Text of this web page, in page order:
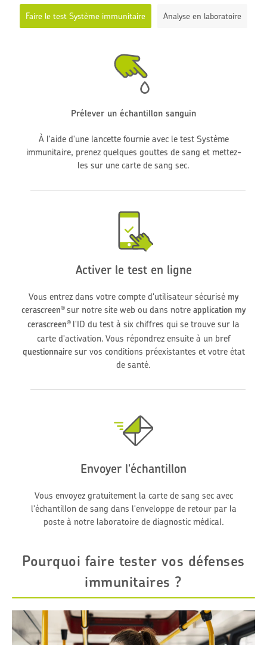
Faire le test Système immunitaire
Prélever un échantillon sanguin
À l'aide d'une lancette fournie avec le test Système
immunitaire, prenez quelques gouttes de sang et mettez-
les sur une carte de sang sec.
Activer le test en ligne
Vous entrez dans votre compte d'utilisateur sécurisé my
cerascreen® sur notre site web ou dans notre application my
cerascreen® l'ID du test à six chiffres qui se trouve sur la
carte d'activation. Vous répondrez ensuite à un bref
questionnairesur vos conditions préexistantes et votre état
de santé.
Envoyer l'échantillon
Vous envoyez gratuitement la carte de sang sec avec
l'échantillon de sang dans l'enveloppe de retour par la
poste à notre laboratoire de diagnostic médical.
Analyse en laboratoire
Pourquoi faire tester vos défenses
immunitaires ?